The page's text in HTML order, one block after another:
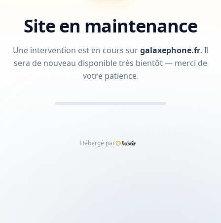
Site en maintenance
Une intervention est en cours surgalaxephone.fr. Il
sera de nouveau disponible très bientôt — merci de
votre patience.
Hébergé par